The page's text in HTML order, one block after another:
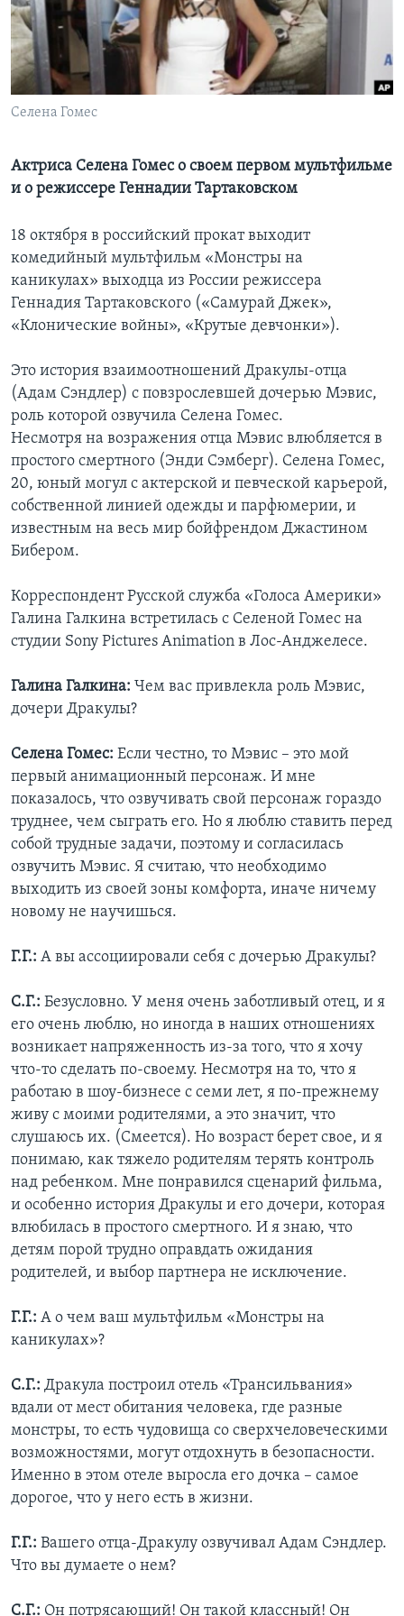
Learning English
СОЦИАЛЬНЫЕ СЕТИ
Языки
Селена Гомес
Актриса Селена Гомес о своем первом мультфильме
и о режиссере Геннадии Тартаковском
18 октября в российский прокат выходит
комедийный мультфильм «Монстры на
каникулах» выходца из России режиссера
Геннадия Тартаковского («Самурай Джек»,
«Клонические войны», «Крутые девчонки»).
Это история взаимоотношений Дракулы-отца
(Адам Сэндлер) с повзрослевшей дочерью Мэвис,
роль которой озвучила Селена Гомес.
Несмотря на возражения отца Мэвис влюбляется в
простого смертного (Энди Сэмберг). Селена Гомес,
20, юный могул с актерской и певческой карьерой,
собственной линией одежды и парфюмерии, и
известным на весь мир бойфрендом Джастином
Бибером.
Корреспондент Русской служба «Голоса Америки»
Галина Галкина встретилась с Селеной Гомес на
студии Sony Pictures Animation в Лос-Анджелесе.
Галина Галкина: Чем вас привлекла роль Мэвис,
дочери Дракулы?
Селена Гомес: Если честно, то Мэвис – это мой
первый анимационный персонаж. И мне
показалось, что озвучивать свой персонаж гораздо
труднее, чем сыграть его. Но я люблю ставить перед
собой трудные задачи, поэтому и согласилась
озвучить Мэвис. Я считаю, что необходимо
выходить из своей зоны комфорта, иначе ничему
новому не научишься.
Г.Г.: А вы ассоциировали себя с дочерью Дракулы?
С.Г.: Безусловно. У меня очень заботливый отец, и я
его очень люблю, но иногда в наших отношениях
возникает напряженность из-за того, что я хочу
что-то сделать по-своему. Несмотря на то, что я
работаю в шоу-бизнесе с семи лет, я по-прежнему
живу с моими родителями, а это значит, что
слушаюсь их. (Смеется). Но возраст берет свое, и я
понимаю, как тяжело родителям терять контроль
над ребенком. Мне понравился сценарий фильма,
и особенно история Дракулы и его дочери, которая
влюбилась в простого смертного. И я знаю, что
детям порой трудно оправдать ожидания
родителей, и выбор партнера не исключение.
Г.Г.: А о чем ваш мультфильм «Монстры на
каникулах»?
С.Г.: Дракула построил отель «Трансильвания»
вдали от мест обитания человека, где разные
монстры, то есть чудовища со сверхчеловеческими
возможностями, могут отдохнуть в безопасности.
Именно в этом отеле выросла его дочка – самое
дорогое, что у него есть в жизни.
Г.Г.: Вашего отца-Дракулу озвучивал Адам Сэндлер.
Что вы думаете о нем?
С.Г.: Он потрясающий! Он такой классный! Он